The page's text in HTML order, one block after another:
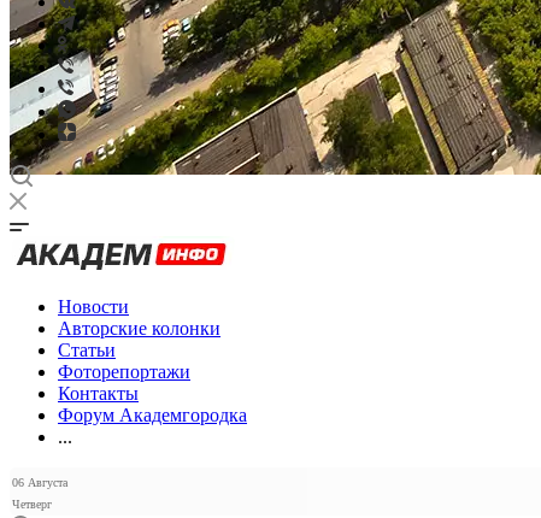
Новости
Авторские колонки
Статьи
Фоторепортажи
Контакты
Форум Академгородка
...
06 Августа
Четверг